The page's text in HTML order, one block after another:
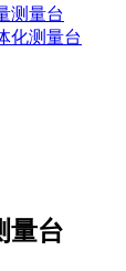
测量台
化测量台
量台